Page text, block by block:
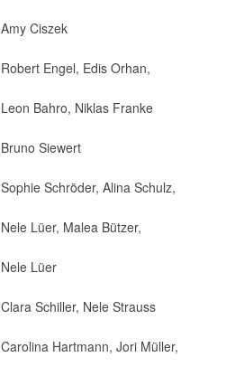
Amy Ciszek
Robert Engel, Edis Orhan,
Leon Bahro, Niklas Franke
Bruno Siewert
Sophie Schröder, Alina Schulz,
Nele Lüer, Malea Bützer,
Nele Lüer
Clara Schiller, Nele Strauss
Carolina Hartmann, Jori Müller,